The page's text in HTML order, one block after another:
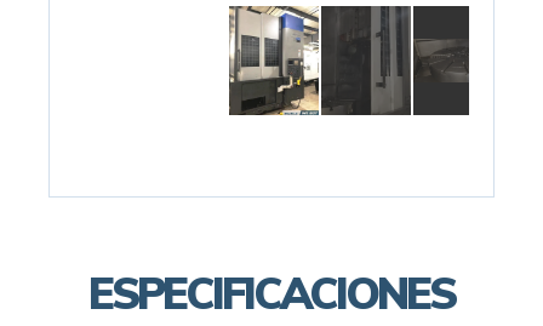
ESPECIFICACIONES